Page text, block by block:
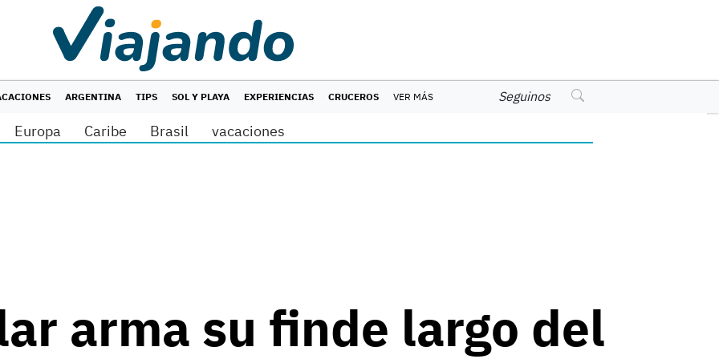
ARGENTINA TIPS SOL Y PLAYA EXPERIENCIAS CRUCEROS VER MÁS Seguinos
Europa Caribe Brasil vacaciones
arma su finde largo del